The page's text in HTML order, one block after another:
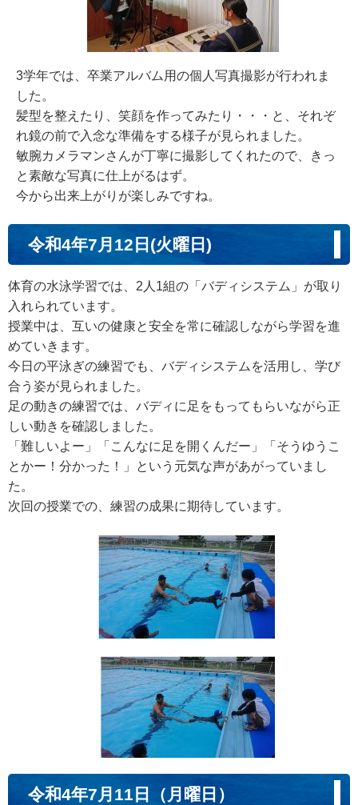
3学年では、卒業アルバム用の個人写真撮影が行われま
した。
髪型を整えたり、笑顔を作ってみたり・・・と、それぞ
れ鏡の前で入念な準備をする様子が見られました。
敏腕カメラマンさんが丁寧に撮影してくれたので、きっ
と素敵な写真に仕上がるはず。
今から出来上がりが楽しみですね。
令和4年7月12日(火曜日)
体育の水泳学習では、2人1組の「バディシステム」が取り
入れられています。
授業中は、互いの健康と安全を常に確認しながら学習を進
めていきます。
今日の平泳ぎの練習でも、バディシステムを活用し、学び
合う姿が見られました。
足の動きの練習では、バディに足をもってもらいながら正
しい動きを確認しました。
「難しいよー」「こんなに足を開くんだー」「そうゆうこ
とかー！分かった！」という元気な声があがっていまし
た。
次回の授業での、練習の成果に期待しています。
令和4年7月11日（月曜日）